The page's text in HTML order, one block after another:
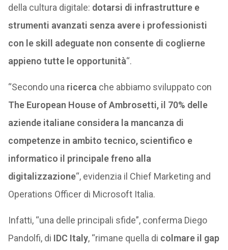
della cultura digitale: dotarsi di infrastrutture e
strumenti avanzati senza avere i professionisti
con le skill adeguate non consente di coglierne
appieno tutte le opportunità“.
“Secondo una ricerca che abbiamo sviluppato con
The European House of Ambrosetti, il 70% delle
aziende italiane considera la mancanza di
competenze in ambito tecnico, scientifico e
informatico il principale freno alla
digitalizzazione“, evidenzia il Chief Marketing and
Operations Officer di Microsoft Italia.
Infatti, “una delle principali sfide”, conferma Diego
Pandolfi, di IDC Italy, “rimane quella di colmare il gap